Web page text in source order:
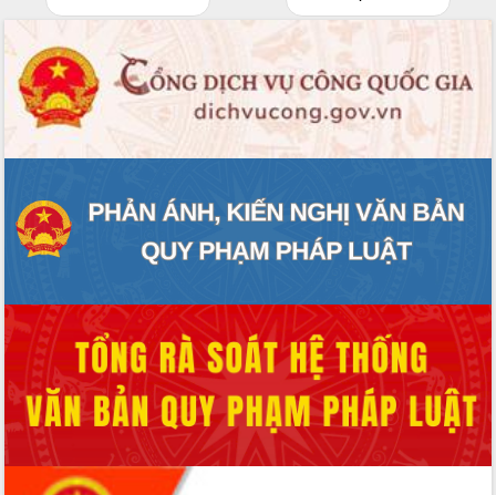
tâm Phục vụ hành chính công xã Ea
Xây dựng nền hành chính số đồng
hành cùng nông dân dân, doanh nghiệp
Giai đoạn 2026-2030, Đắk Lắk phấn
đấu có 77% xã đạt chuẩn nông thôn
mới
nghiệp Đắk Lắk tăng trưởng bứt phá
Triển khai đồng bộ đo đạc, lập hồ sơ
địa chính, hoàn thiện cơ sở dữ liệu đất
Ứng dụng sinh trắc học - Bước tiến
trong hành trình chuyển đổi số tại Đắk
Lắk
Đắk Lắk nâng cao hiệu quả công tác
Đảng từ Sổ tay đảng viên điện tử
Đắk Lắk đẩy mạnh nuôi biển công
nghệ, hướng tới phát triển thủy sản
bền vững